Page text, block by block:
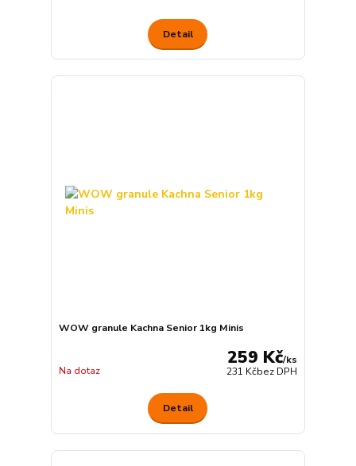
Detail
WOW granule Kachna Senior 1kg Minis
259 Kč/ks
231 Kčbez DPH
Na dotaz
Detail